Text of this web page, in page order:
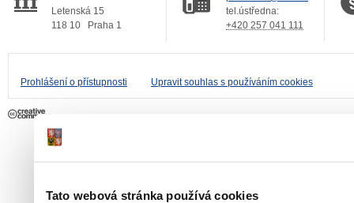
Tato webová stránka používá cookies
Letenská 15
118 10
Praha 1
tel.ústředna:
+420 257 041 111
Prohlášení o přístupnosti Upravit souhlas s používáním cookies